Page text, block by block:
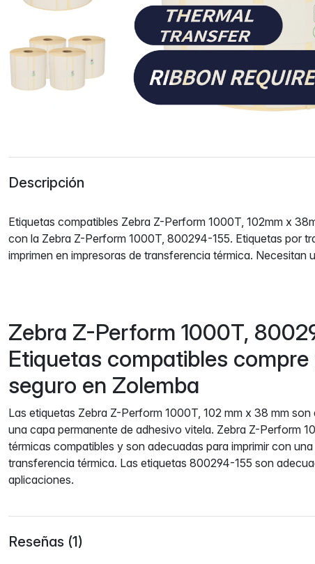
Descripción
Etiquetas compatibles Zebra Z-Perform 1000T, 102mm x
con la Zebra Z-Perform 1000T, 800294-155. Etiquetas por
imprimen en impresoras de transferencia térmica. Necesitan
Zebra Z-Perform 1000T,
Etiquetas compatibles
seguro en Zolemba
Las etiquetas Zebra Z-Perform 1000T, 102 mm x 38 mm
una capa permanente de adhesivo vitela. Zebra Z-Perform
térmicas compatibles y son adecuadas para imprimir con
transferencia térmica. Las etiquetas 800294-155 son
aplicaciones.
Reseñas (1)